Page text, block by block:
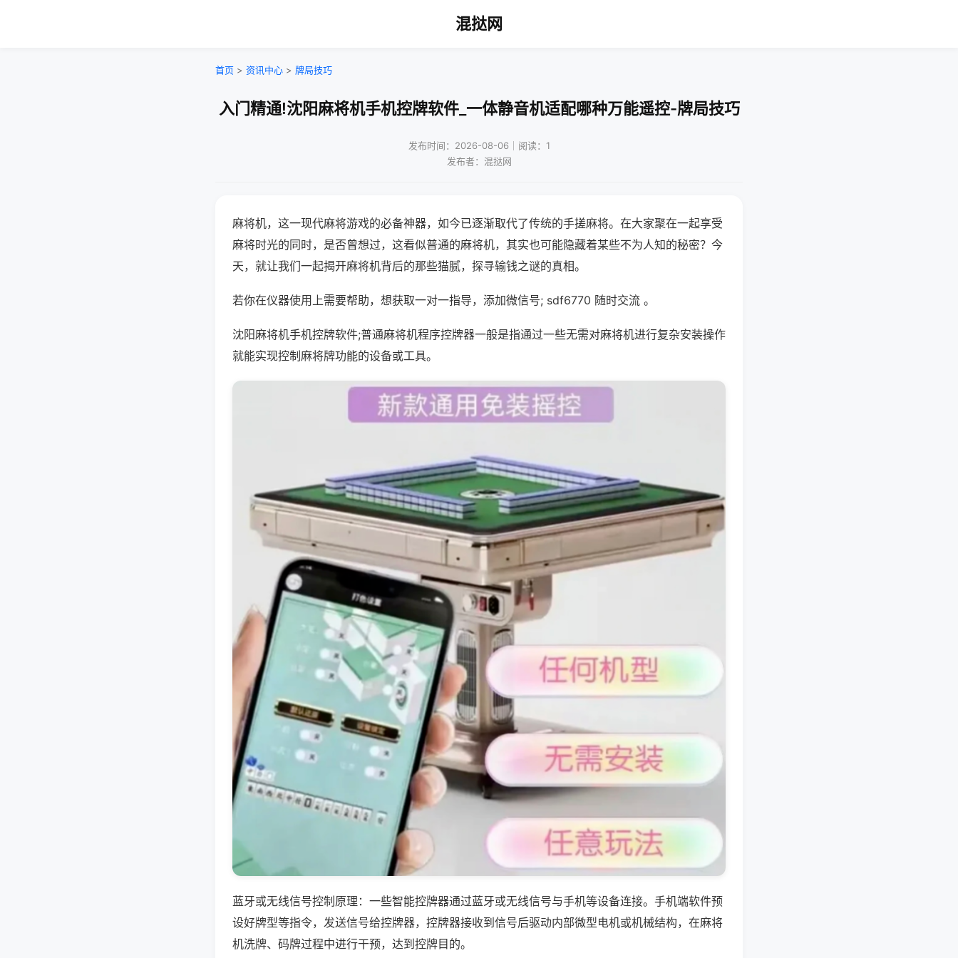
混挞网
首页 > 资讯中心 > 牌局技巧
入门精通!沈阳麻将机手机控牌软件_一体静音机适配哪种万能遥控-牌局技巧
发布时间：2026-08-06｜阅读：1
发布者：混挞网
麻将机，这一现代麻将游戏的必备神器，如今已逐渐取代了传统的手搓麻将。在大家聚在一起享受
麻将时光的同时，是否曾想过，这看似普通的麻将机，其实也可能隐藏着某些不为人知的秘密？今
天，就让我们一起揭开麻将机背后的那些猫腻，探寻输钱之谜的真相。
若你在仪器使用上需要帮助，想获取一对一指导，添加微信号; sdf6770 随时交流 。
沈阳麻将机手机控牌软件;普通麻将机程序控牌器一般是指通过一些无需对麻将机进行复杂安装操作
就能实现控制麻将牌功能的设备或工具。
蓝牙或无线信号控制原理：一些智能控牌器通过蓝牙或无线信号与手机等设备连接。手机端软件预
设好牌型等指令，发送信号给控牌器，控牌器接收到信号后驱动内部微型电机或机械结构，在麻将
机洗牌、码牌过程中进行干预，达到控牌目的。